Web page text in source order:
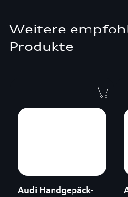
Weitere
Produkte
Audi Handgepäck-